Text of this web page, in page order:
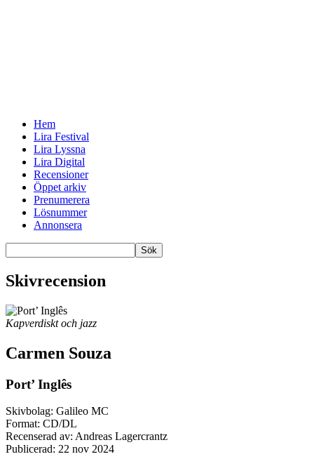
Hem
Lira Festival
Lira Lyssna
Lira Digital
Recensioner
Öppet arkiv
Prenumerera
Lösnummer
Annonsera
Skivrecension
Kapverdiskt och jazz
Carmen Souza
Port’ Inglês
Skivbolag: Galileo MC
Format: CD/DL
Recenserad av: Andreas Lagercrantz
Publicerad: 22 nov 2024